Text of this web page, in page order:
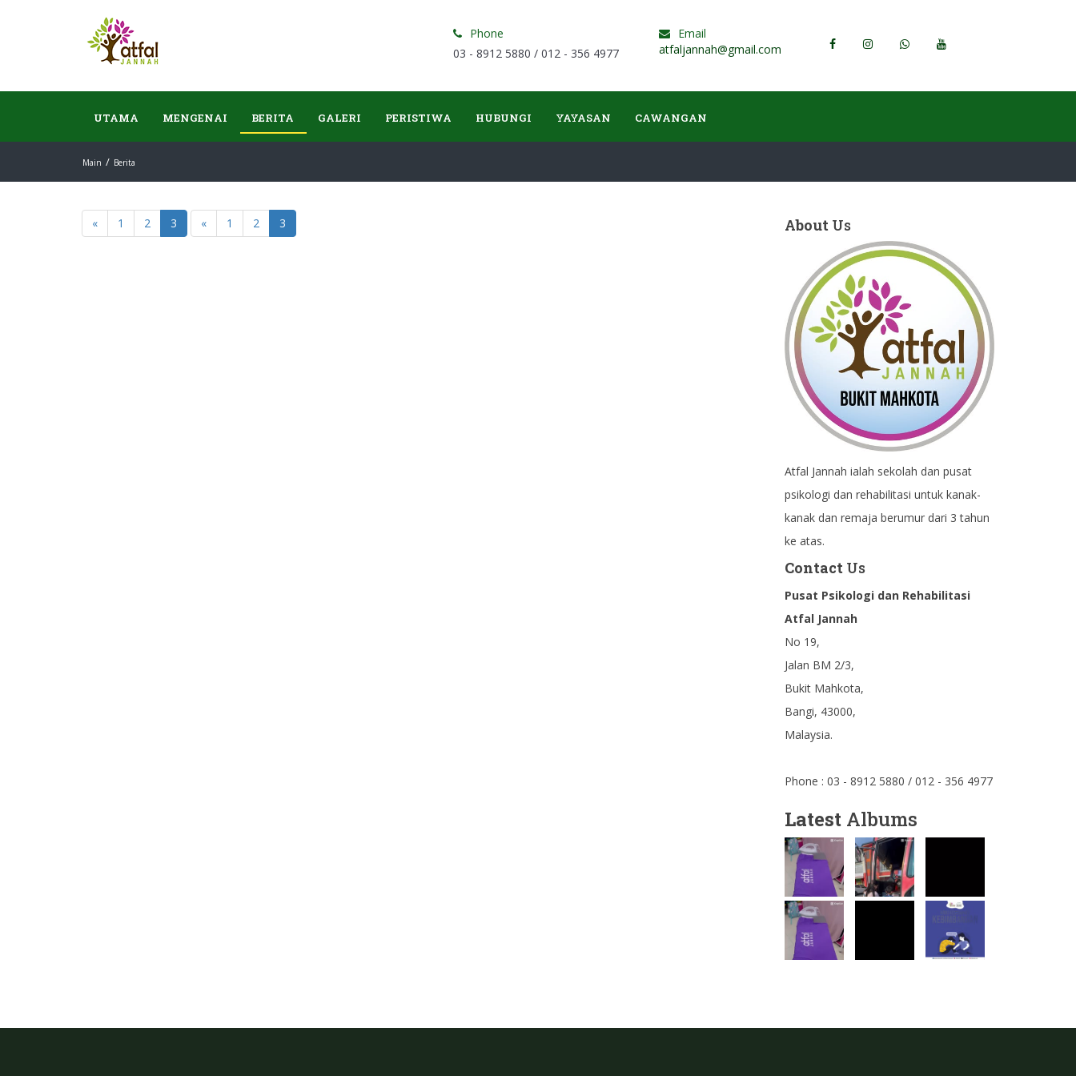
Email
atfaljannah@gmail.com
Phone
03 - 8912 5880 / 012 - 356 4977
UTAMA MENGENAI BERITA GALERI PERISTIWA HUBUNGI YAYASAN CAWANGAN
Main Berita
« 1 2 3 « 1 2 3 AboutUs
Atfal Jannah ialah sekolah dan pusat
psikologi dan rehabilitasi untuk kanak-
kanak dan remaja berumur dari 3 tahun
ke atas.
Contact Us
Pusat Psikologi dan Rehabilitasi
Atfal Jannah
No 19,
Jalan BM 2/3,
Bukit Mahkota,
Bangi, 43000,
Malaysia.
Phone : 03 - 8912 5880 / 012 - 356 4977
LatestAlbums